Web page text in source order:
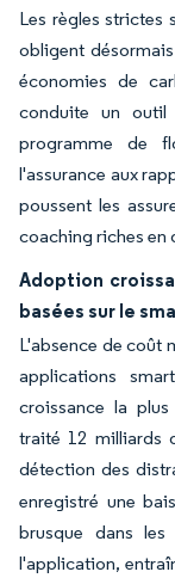
Les règles strictes
obligent
économies de
conduite un
programme de
l'assurance aux
poussent les
coaching riches en
Adoption
basées sur le
L'absence de coût
applications
croissance la
traité 12 milliards
détection des
enregistré une
brusque dans
l'application,